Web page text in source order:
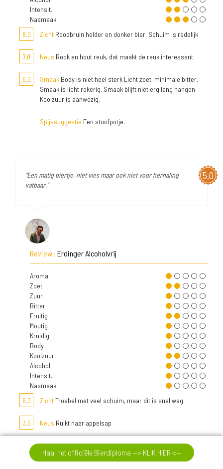
Intensit.
Nasmaak
8,0
Zicht Roodbruin helder en donker bier. Schuim is redelijk
7,0 Neus Rook en hout reuk, dat maakt de reuk interessant.
6,0 Smaak Body is niet heel sterk Licht zoet, minimale bitter.
Smaak is licht rokerig. Smaak blijft niet erg lang hangen
Koolzuur is aanwezig.
Spijssuggestie Een stoofpotje.
5,0
"Een matig biertje, niet vies maar ook niet voor herhaling
vatbaar."
Review : Erdinger Alcoholvrij
Aroma
Zoet
Zuur
Bitter
Fruitig
Moutig
Kruidig
Body
Koolzuur
Alcohol
Intensit.
Nasmaak
6,0
ZichtTroebel met veel schuim, maar dit is snel weg
3,5 Neus Ruikt naar appelsap
SmaakSmaak is matig, waterig en licht. Lijkt een beetje op
pilsener met een appelsap smaak.
Haal het officiële Bierdiploma --> KLIK HIER <--